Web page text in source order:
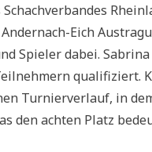
Eich
Spieler dabei.
qualifiziert.
Turnierverlauf, in
den achten Platz